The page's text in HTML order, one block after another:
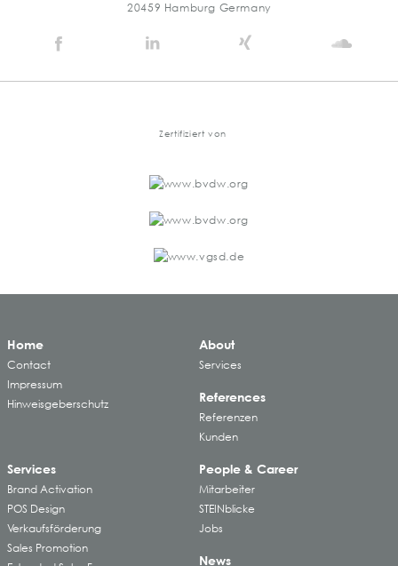
20459 Hamburg Germany
@
@
@
Stein
@
Zertifiziert von
Home
Contact
Impressum
Hinweisgeberschutz
About
Services
References
Referenzen
Kunden
Services
Brand Activation
POS Design
Verkaufsförderung
Sales Promotion
People & Career
Mitarbeiter
STEINblicke
Jobs
News